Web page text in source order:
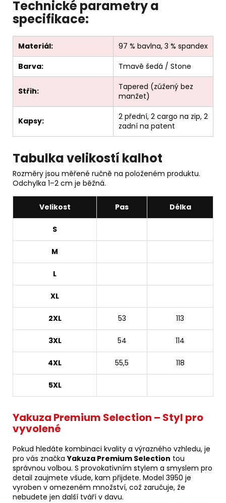
Technické parametry a
specifikace:
Materiál:
97 % bavlna, 3 % spandex
Barva:
Tmavě šedá / Stone
Střih:
Tapered (zúžený bez
manžet)
Kapsy:
2 přední, 2 cargo na zip, 2
zadní na patent
Tabulka velikostí kalhot
Rozměry jsou měřené ručně na položeném produktu.
Odchylka 1–2 cm je běžná.
Velikost Pas Délka
S
M
L
XL
2XL 53 113
3XL 54 114
4XL 55,5 118
5XL
Yakuza Premium Selection – Styl pro
vyvolené
Pokud hledáte kombinaci kvality a výrazného vzhledu, je
pro vás značkaYakuza Premium Selection tou
správnou volbou. S provokativním stylem a smyslem pro
detail zaujmete všude, kam přijdete. Model 3950 je
vyroben v omezeném množství, což zaručuje, že
nebudete jen další tváří v davu.